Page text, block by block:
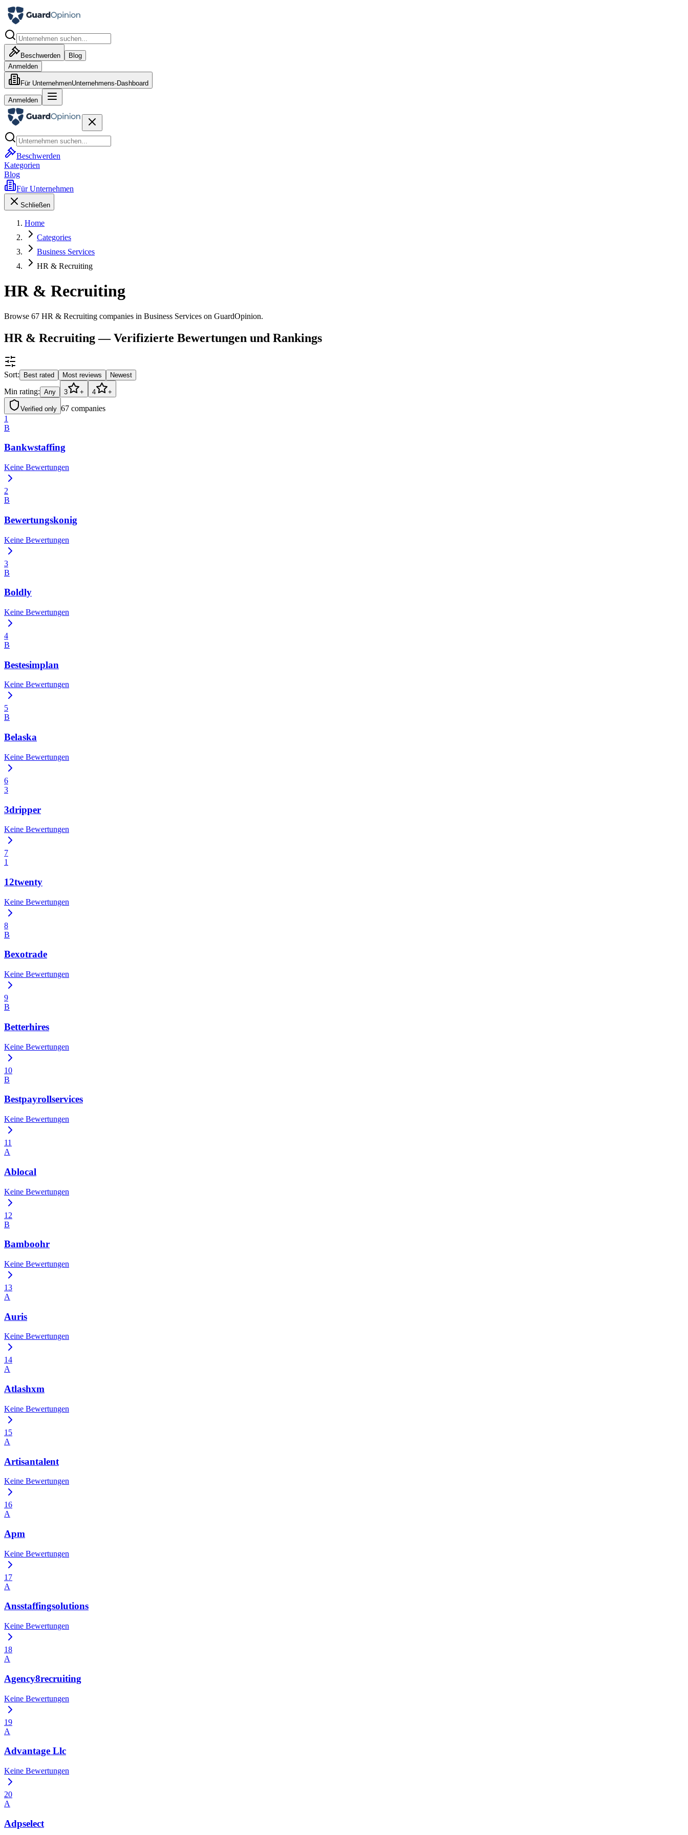
Beschwerden
Blog
Anmelden
Für UnternehmenUnternehmens-Dashboard
Anmelden
Beschwerden
Kategorien
Blog
Für Unternehmen
Schließen
Home
Categories
Business Services
HR & Recruiting
HR & Recruiting
Browse 67 HR & Recruiting companies in Business Services on GuardOpinion.
HR & Recruiting — Verifizierte Bewertungen und Rankings
Sort: Best rated Most reviews Newest
Min rating: Any 3 + 4 +
Verified only 67 companies
1
B
Bankwstaffing
Keine Bewertungen
2
B
Bewertungskonig
Keine Bewertungen
3
B
Boldly
Keine Bewertungen
4
B
Bestesimplan
Keine Bewertungen
5
B
Belaska
Keine Bewertungen
6
3
3dripper
Keine Bewertungen
7
1
12twenty
Keine Bewertungen
8
B
Bexotrade
Keine Bewertungen
9
B
Betterhires
Keine Bewertungen
10
B
Bestpayrollservices
Keine Bewertungen
11
A
Ablocal
Keine Bewertungen
12
B
Bamboohr
Keine Bewertungen
13
A
Auris
Keine Bewertungen
14
A
Atlashxm
Keine Bewertungen
15
A
Artisantalent
Keine Bewertungen
16
A
Apm
Keine Bewertungen
17
A
Ansstaffingsolutions
Keine Bewertungen
18
A
Agency8recruiting
Keine Bewertungen
19
A
Advantage Llc
Keine Bewertungen
20
A
Adpselect